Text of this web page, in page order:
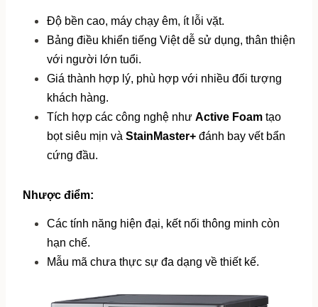
Độ bền cao, máy chạy êm, ít lỗi vặt.
Bảng điều khiển tiếng Việt dễ sử dụng, thân thiện
với người lớn tuổi.
Giá thành hợp lý, phù hợp với nhiều đối tượng
khách hàng.
Tích hợp các công nghệ như Active Foam tạo
bọt siêu mịn và StainMaster+ đánh bay vết bẩn
cứng đầu.
Nhược điểm:
Các tính năng hiện đại, kết nối thông minh còn
hạn chế.
Mẫu mã chưa thực sự đa dạng về thiết kế.